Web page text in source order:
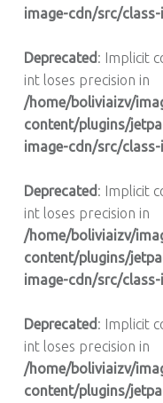
image-cdn/src/
Deprecated : Implicit
int loses precision in
/home/boliviaizv/
content/plugins/
image-cdn/src/
Deprecated : Implicit
int loses precision in
/home/boliviaizv/
content/plugins/
image-cdn/src/
Deprecated : Implicit
int loses precision in
/home/boliviaizv/
content/plugins/